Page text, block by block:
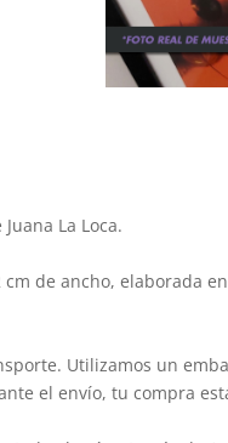
La Loca.
de ancho, elaborada
Utilizamos un
el envío, tu compra